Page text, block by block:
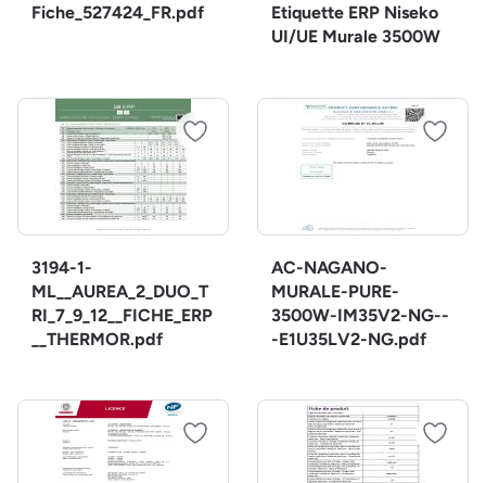
Fiche_527424_FR.pdf
Etiquette ERP Niseko
UI/UE Murale 3500W
3194-1-
ML__AUREA_2_DUO_T
RI_7_9_12__FICHE_ERP
__THERMOR.pdf
AC-NAGANO-
MURALE-PURE-
3500W-IM35V2-NG--
-E1U35LV2-NG.pdf